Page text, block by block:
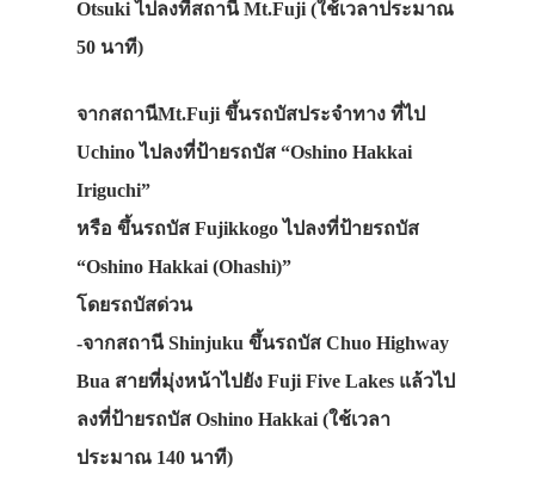
Otsuki ไปลงที่สถานี Mt.Fuji (ใช้เวลาประมาณ
50 นาที)
จากสถานีMt.Fuji ขึ้นรถบัสประจำทาง ที่ไป
Uchino ไปลงที่ป้ายรถบัส “Oshino Hakkai
Iriguchi”
หรือ ขึ้นรถบัส Fujikkogo ไปลงที่ป้ายรถบัส
“Oshino Hakkai (Ohashi)”
โดยรถบัสด่วน
-จากสถานี Shinjuku ขึ้นรถบัส Chuo Highway
Bua สายที่มุ่งหน้าไปยัง Fuji Five Lakes แล้วไป
ลงที่ป้ายรถบัส Oshino Hakkai (ใช้เวลา
ประมาณ 140 นาที)
ที่พัก
VIDEO
ภาพประทับใจ